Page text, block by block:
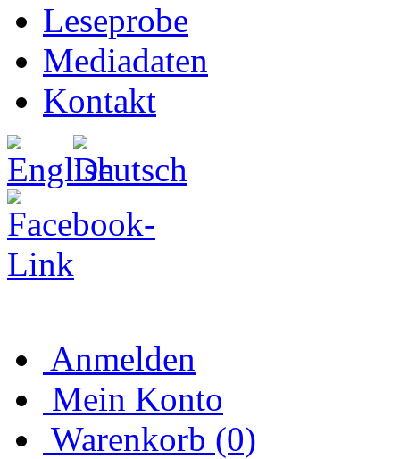
Leseprobe
Mediadaten
Kontakt
Anmelden
Mein Konto
Warenkorb (0)